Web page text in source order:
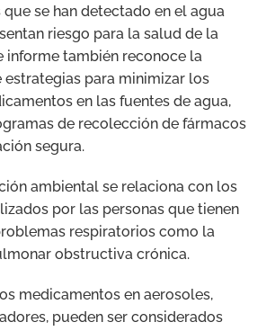
se han detectado en el agua
riesgo para la salud de la
informe también reconoce la
estrategias para minimizar los
en las fuentes de agua,
de recolección de fármacos
segura.
ambiental se relaciona con los
por las personas que tienen
respiratorios como la
obstructiva crónica.
medicamentos en aerosoles,
pueden ser considerados